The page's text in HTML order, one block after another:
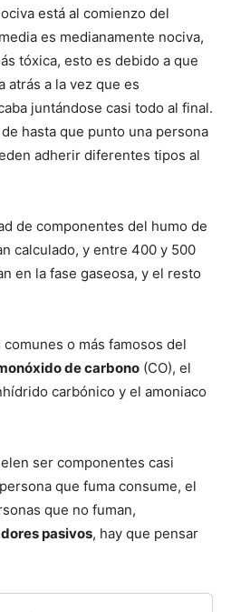
está al comienzo del
es medianamente nociva,
tóxica, esto es debido a que
atrás a la vez que es
juntándose casi todo al final.
hasta que punto una persona
adherir diferentes tipos al
de componentes del humo de
calculado, y entre 400 y 500
en la fase gaseosa, y el resto
o más famosos del
de carbono (CO), el
carbónico y el amoniaco
ser componentes casi
que fuma consume, el
que no fuman,
pasivos, hay que pensar